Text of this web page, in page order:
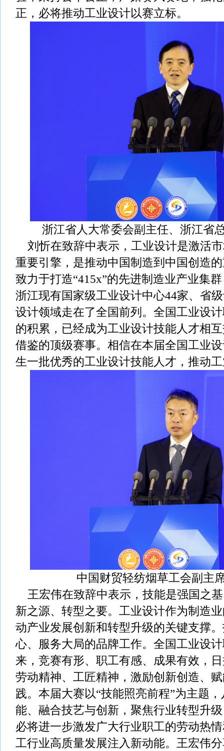
正，必将推动工业设计以赛立标。
浙江省人大常委会副主任、浙江省
刘忻在致辞中表示，工业设计是激活
重要引擎，是推动中国制造到中国创造
致力于打造“415x”的先进制造业产业集
浙江现有国家级工业设计中心44家、省
设计领域走在了全国前列。全国工业设
的积累，已经成为工业设计技能人才相
借鉴的顶级赛事。相信在本届全国工业
生一批优秀的工业设计技能人才，推动
中国财贸轻纺烟草工会副主
王宏伟在致辞中表示，技能是强国之
新之源、转型之要。工业设计作为制造
动产业发展创新和转型升级的关键支撑
心、服务大局的品牌工作。全国工业设
来，竞赛有形、职工有感、成果有效，
劳动精神、工匠精神，激励创新创造、
践。本届大赛以“技能照亮前程”为主题
能、融合技艺与创新，聚焦行业转型升
必将进一步激发广大行业职工的劳动热
工行业高质量发展注入新动能。王宏伟